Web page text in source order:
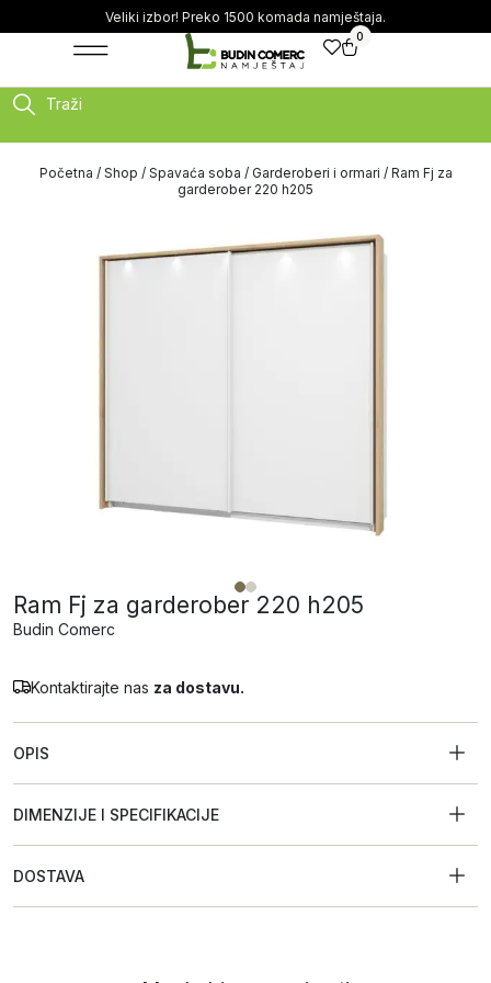
Veliki izbor! Preko 1500 komada namještaja.
0
Traži
Početna / Shop / Spavaća soba / Garderoberi i ormari / Ram Fj za
garderober 220 h205
Ram Fj za garderober 220 h205
Budin Comerc
Kontaktirajte nas za dostavu.
OPIS
DIMENZIJE I SPECIFIKACIJE
DOSTAVA